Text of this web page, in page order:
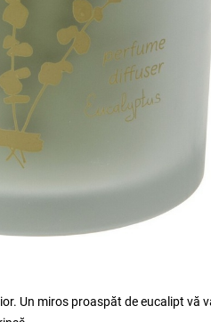
Un miros proaspăt de eucalipt vă